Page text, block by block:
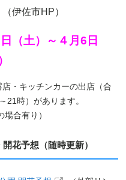
（伊佐市HP）
（土）～４月6日
・キッチンカーの出店（合
21時）があります。
場合有り）
花予想（随時更新）